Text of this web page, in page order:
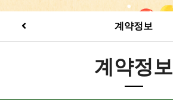
계약정보
계약정보